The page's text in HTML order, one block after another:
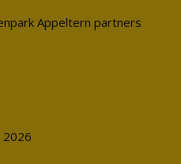
Appeltern partners
2026